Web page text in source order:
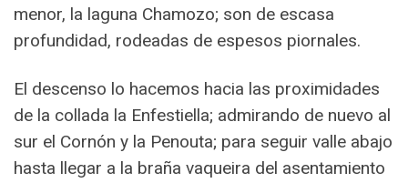
menor, la laguna Chamozo; son de escasa
profundidad, rodeadas de espesos piornales.
El descenso lo hacemos hacia las proximidades
de la collada la Enfestiella; admirando de nuevo al
sur el Cornón y la Penouta; para seguir valle abajo
hasta llegar a la braña vaqueira del asentamiento